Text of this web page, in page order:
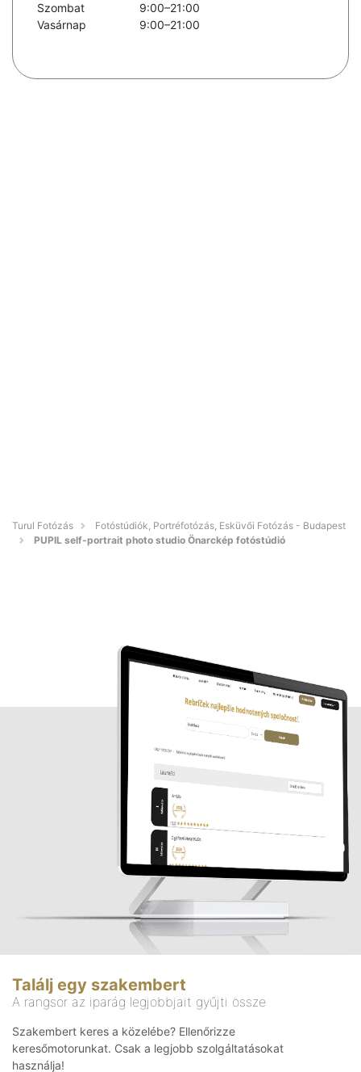
Szombat
9:00–21:00
Vasárnap
9:00–21:00
Turul Fotózás
Fotóstúdiók, Portréfotózás, Esküvői Fotózás - Budapest
PUPIL self-portrait photo studio Önarckép fotóstúdió
Találj egy szakembert
A rangsor az iparág legjobbjait gyűjti össze
Szakembert keres a közelébe? Ellenőrizze
keresőmotorunkat. Csak a legjobb szolgáltatásokat
használja!